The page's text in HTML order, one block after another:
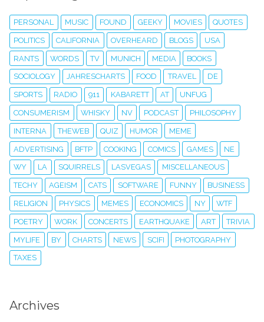
PERSONAL MUSIC FOUND GEEKY MOVIES QUOTES
POLITICS CALIFORNIA OVERHEARD BLOGS USA
RANTS WORDS TV MUNICH MEDIA BOOKS
SOCIOLOGY JAHRESCHARTS FOOD TRAVEL DE
SPORTS RADIO 911 KABARETT AT UNFUG
CONSUMERISM WHISKY NV PODCAST PHILOSOPHY
INTERNA THEWEB QUIZ HUMOR MEME
ADVERTISING BFTP COOKING COMICS GAMES NE
WY LA SQUIRRELS LASVEGAS MISCELLANEOUS
TECHY AGEISM CATS SOFTWARE FUNNY BUSINESS
RELIGION PHYSICS MEMES ECONOMICS NY WTF
POETRY WORK CONCERTS EARTHQUAKE ART TRIVIA
MYLIFE BY CHARTS NEWS SCIFI PHOTOGRAPHY
TAXES
Archives